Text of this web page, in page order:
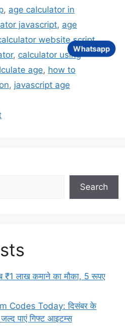
Whatsapp
, age calculator in
javascript, age
website script,
, calculator using
age, how to
, javascript age
Search
लाख कमाने का मौका, 5 रूपए
Codes Today: दिसंबर के
पाएं गिफ्ट आइटम्स